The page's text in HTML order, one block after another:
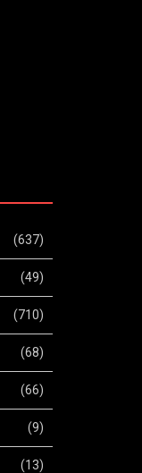
(637)
(49)
(710)
(68)
(66)
(9)
(13)